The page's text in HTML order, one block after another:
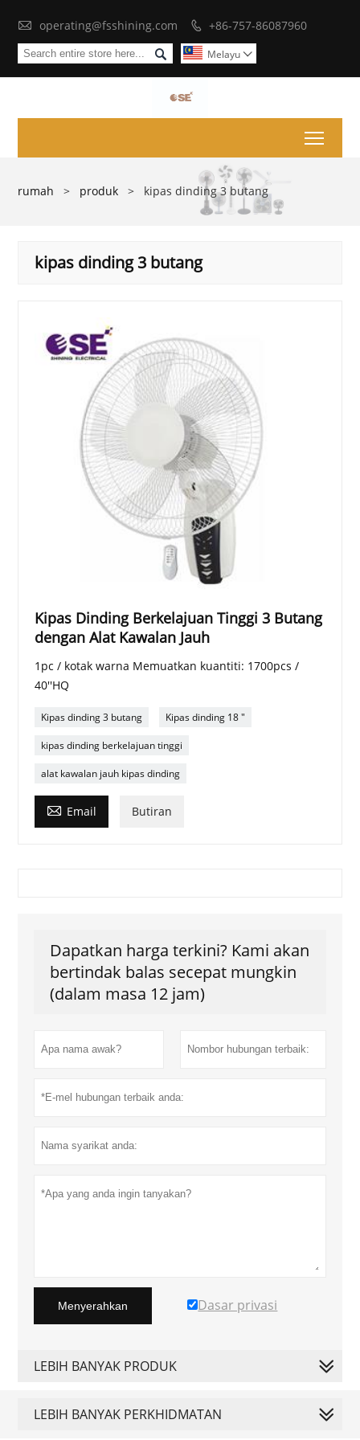
 operating@fsshining.com  +86-757-86087960
 Melayu 
rumah > produk > kipas dinding 3 butang
kipas dinding 3 butang
Kipas Dinding Berkelajuan Tinggi 3 Butang
dengan Alat Kawalan Jauh
1pc / kotak warna Memuatkan kuantiti: 1700pcs /
40''HQ
Kipas dinding 3 butang Kipas dinding 18 "
kipas dinding berkelajuan tinggi
alat kawalan jauh kipas dinding
 Email Butiran
Dapatkan harga terkini? Kami akan
bertindak balas secepat mungkin
(dalam masa 12 jam)
Menyerahkan Dasar privasi
LEBIH BANYAK PRODUK
LEBIH BANYAK PERKHIDMATAN